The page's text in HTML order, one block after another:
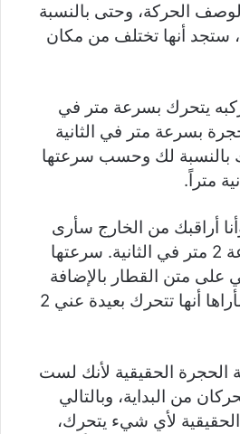
لوصف الحركة، وحتى بالنسبة
ستجد أنها تختلف من مكان
يتحرك بسرعة متر في
بسرعة متر في الثانية
بالنسبة لك وحسب سرعتها
متراً.
أراقبك من الخارج سأرى
الحجرة تتحرك بسرعة 2 متر في الثانية. سرعتها
على متن القطار بالإضافة
إلى سرعة قذفها، سأراها أنها تتحرك بعيدة عني 2
الحقيقية لأنك لست
من البداية، وبالتالي
لأي شيء يتحرك،